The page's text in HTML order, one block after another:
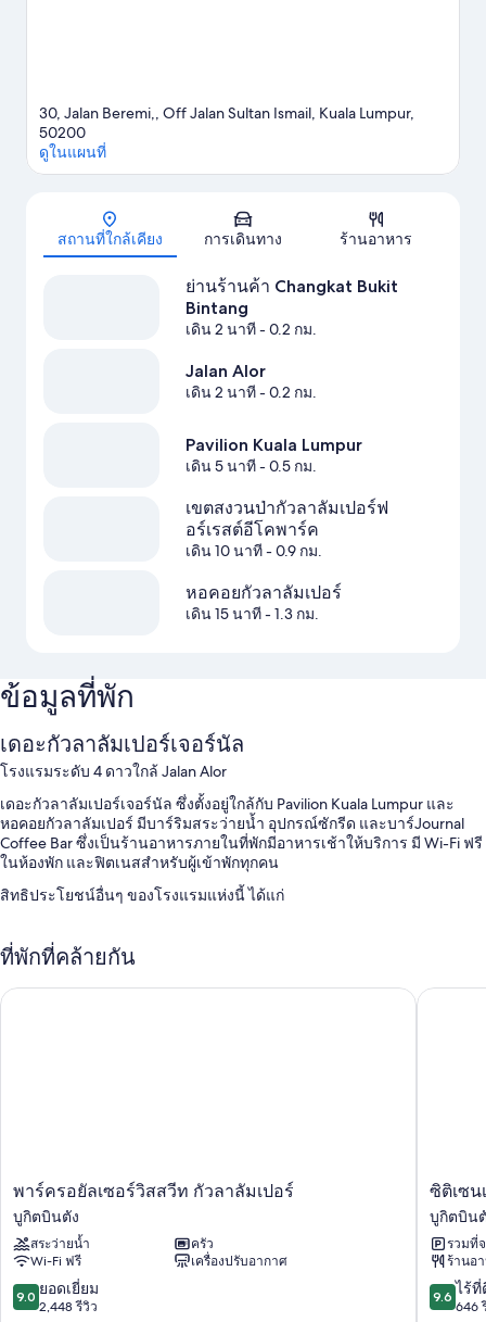
30, Jalan Beremi,, Off Jalan Sultan Ismail, Kuala Lumpur,
50200
ดูในแผนที่
สถานที่ใกล้เคียง การเดินทาง ร้านอาหาร
ย่านร้านค้า Changkat Bukit
Bintang
เดิน 2 นาที- 0.2 กม.
Jalan Alor
เดิน 2 นาที- 0.2 กม.
Pavilion Kuala Lumpur
เดิน 5 นาที- 0.5 กม.
เขตสงวนป่ากัวลาลัมเปอร์ฟ
อร์เรสต์อีโคพาร์ค
เดิน 10 นาที- 0.9 กม.
หอคอยกัวลาลัมเปอร์
เดิน 15 นาที- 1.3 กม.
ข้อมูลที่พัก
เดอะกัวลาลัมเปอร์เจอร์นัล
โรงแรมระดับ 4 ดาวใกล้ Jalan Alor
เดอะกัวลาลัมเปอร์เจอร์นัล ซึ่งตั้งอยู่ใกล้กับ Pavilion Kuala Lumpur และ
หอคอยกัวลาลัมเปอร์ มีบาร์ริมสระว่ายน้ำ อุปกรณ์ซักรีด และบาร์Journal
Coffee Bar ซึ่งเป็นร้านอาหารภายในที่พักมีอาหารเช้าให้บริการ มี Wi-Fi ฟรี
ในห้องพัก และฟิตเนสสำหรับผู้เข้าพักทุกคน
สิทธิประโยชน์อื่นๆ ของโรงแรมแห่งนี้ ได้แก่
อาหารเช้าแบบบุฟเฟต์ (มีค่าบริการ), ที่จอดรถ (คิดค่าบริการ) และ
พร้อมด้วยสิทธิพิเศษอย่าง ตู้นิรภัยที่เก็บแล็ปท็อปได้ และพื้นที่ทำงานแบบใช้
แล็ปท็อป ผู้เข้าพักต่างประทับใจห้องพักที่สะอาดของที่พัก
สิ่งอำนวยความสะดวกอื่นๆ ภายในห้องพักได้แก่
ห้องน้ำพร้อมเรนชาวเวอร์และโถสุขภัณฑ์แบบบิเดต์
สมาร์ททีวี 50 นิ้ว พร้อม Netflix บริการสตรีมมิ่ง และ ช่องทีวีพรีเมียม
ที่พักที่คล้ายกัน
พาร์
รอยัล
เซ
อร์
วิ
ส
พาร์ครอยัลเซอร์วิสสวีท กัวลาลัมเปอร์
บูกิตบินตัง
สระว่ายน้ำ
ครัว
Wi-Fi ฟรี
เครื่องปรับอากาศ
9.0
จาก
9.0 ยอดเยี่ยม
2,448 รีวิว
พาร์ครอยัลเซอร์วิสสวีท กัวลาลัมเปอร์
ซิ
เซน
เอ็ม
กัวลาลั
บูกิ
ตบิน
ซิติเซน
บูกิตบิน
รวมที่
ร้านอ
9.6
จาก
9.6 ไร้ที่
646
ซิติเซนเ